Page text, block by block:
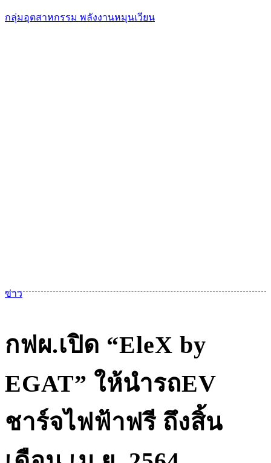
กลุ่มอุตสาหกรรม พลังงานหมุนเวียน
เ
ข่าว
กฟผ.เปิด​ “EleX by
EGAT” ให้นำรถEV
ชาร์จไฟฟ้าฟรี ถึงสิ้น